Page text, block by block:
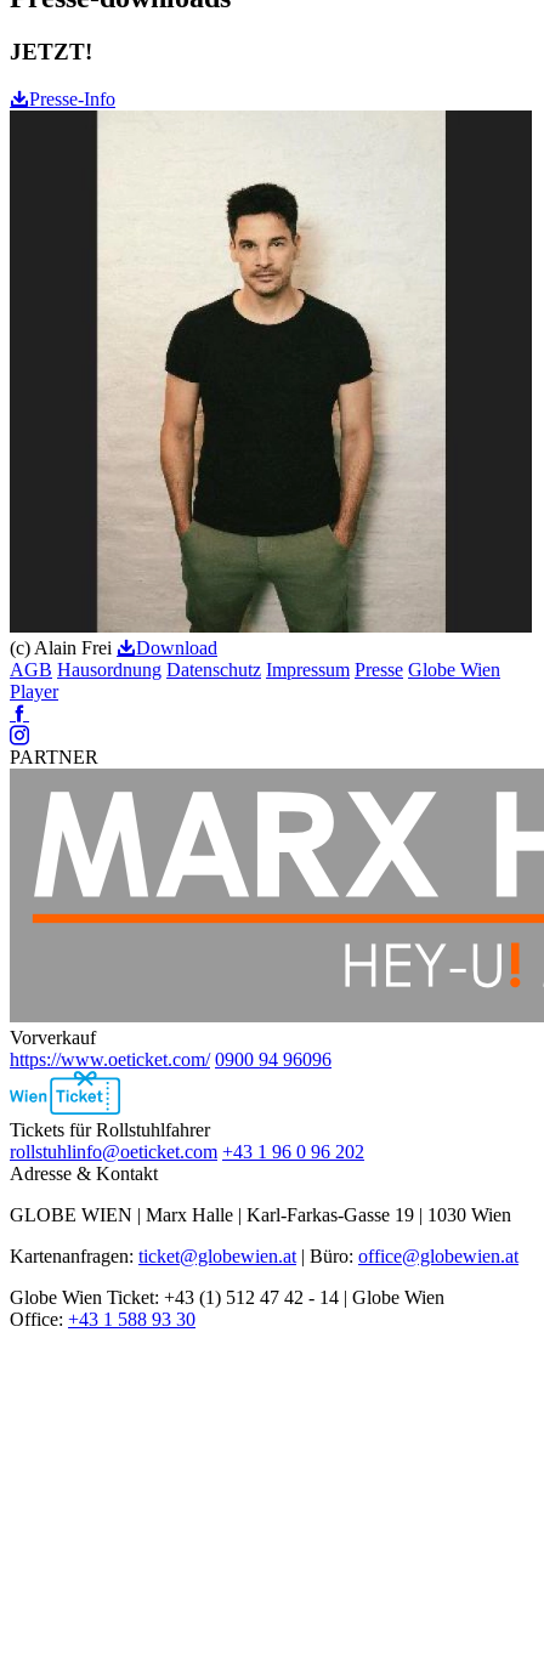
JETZT!
Presse-Info
(c) Alain Frei
Download
AGB Hausordnung Datenschutz Impressum Presse Globe Wien
Player
Facebook
Instagram
PARTNER
Vorverkauf
https://www.oeticket.com/ 0900 94 96096
Ebene
2
Tickets für Rollstuhlfahrer
rollstuhlinfo@oeticket.com +43 1 96 0 96 202
Adresse & Kontakt
GLOBE WIEN | Marx Halle | Karl-Farkas-Gasse 19 | 1030 Wien
Kartenanfragen: ticket@globewien.at | Büro: office@globewien.at
Globe Wien Ticket: +43 (1) 512 47 42 - 14 | Globe Wien
Office: +43 1 588 93 30